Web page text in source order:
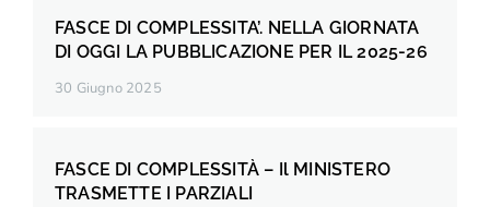
FASCE DI COMPLESSITA’. NELLA GIORNATA
DI OGGI LA PUBBLICAZIONE PER IL 2025-26
30 Giugno 2025
FASCE DI COMPLESSITÀ – Il MINISTERO
TRASMETTE I PARZIALI